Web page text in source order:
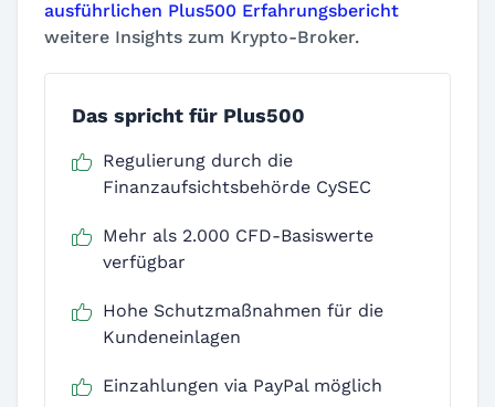
ausführlichen Plus500 Erfahrungsbericht
weitere Insights zum Krypto-Broker.
Das spricht für Plus500
Regulierung durch die
Finanzaufsichtsbehörde CySEC
Mehr als 2.000 CFD-Basiswerte
verfügbar
Hohe Schutzmaßnahmen für die
Kundeneinlagen
Einzahlungen via PayPal möglich